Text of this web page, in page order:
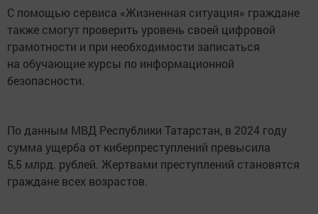
С помощью сервиса «Жизненная ситуация» граждане
также смогут проверить уровень своей цифровой
грамотности и при необходимости записаться
на обучающие курсы по информационной
безопасности.
По данным МВД Республики Татарстан, в 2024 году
сумма ущерба от киберпреступлений превысила
5,5 млрд. рублей. Жертвами преступлений становятся
граждане всех возрастов.